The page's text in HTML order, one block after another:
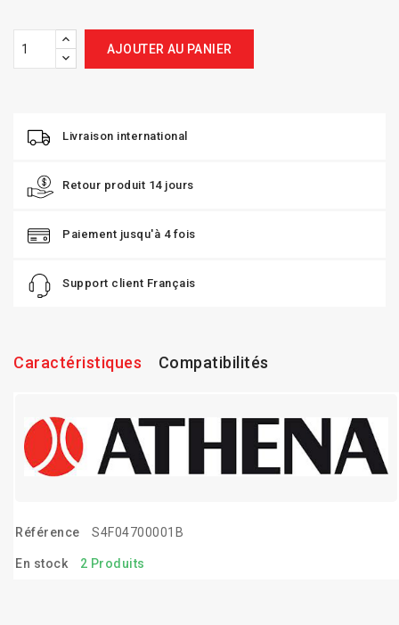
AJOUTER AU PANIER
Livraison international
Retour produit 14 jours
Paiement jusqu'à 4 fois
Support client Français
Caractéristiques Compatibilités
Référence S4F04700001B
En stock 2 Produits